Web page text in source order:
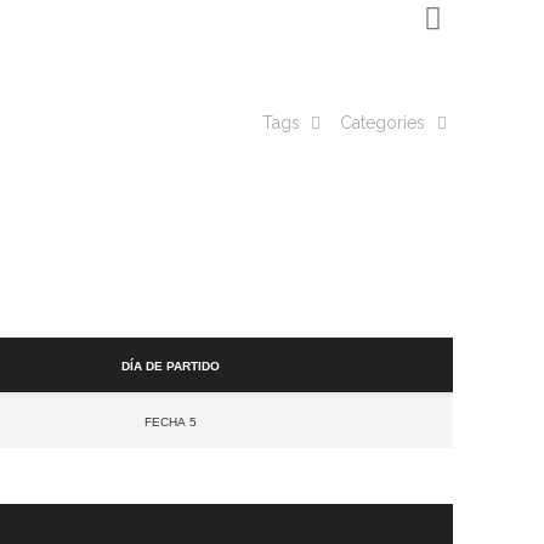
Categories
Tags
Día de partido
Fecha 5